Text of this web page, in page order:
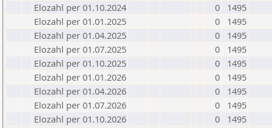
Elozahl per 01.10.2024
0
1495
Elozahl per 01.01.2025
0
1495
Elozahl per 01.04.2025
0
1495
Elozahl per 01.07.2025
0
1495
Elozahl per 01.10.2025
0
1495
Elozahl per 01.01.2026
0
1495
Elozahl per 01.04.2026
0
1495
Elozahl per 01.07.2026
0
1495
Elozahl per 01.10.2026
0 1495